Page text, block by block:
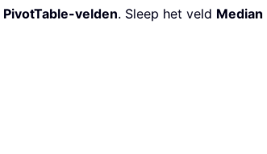
PivotTable-velden. Sleep het veld Median